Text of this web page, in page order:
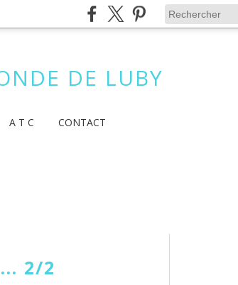
DE LUBY
A T C CONTACT
2/2